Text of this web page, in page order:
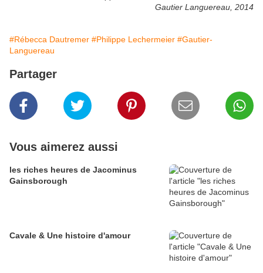
Gautier Languereau, 2014
#Rébecca Dautremer #Philippe Lechermeier #Gautier-
Languereau
Partager
Vous aimerez aussi
les riches heures de Jacominus
Gainsborough
Cavale & Une histoire d'amour